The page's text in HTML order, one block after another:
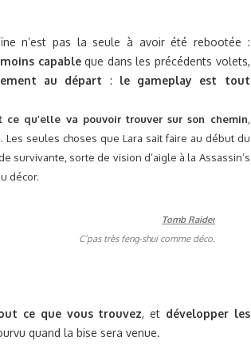
n’est pas la seule à avoir été rebootée :
capableque dans les précédents volets,
au départ : le gameplay est tout
qu’elle va pouvoir trouver sur son chemin
seules choses que Lara sait faire au début du
survivante, sorte de vision d’aigle à la Assassin’s
décor.
C’pas très feng-shui comme déco.
ce que vous trouvez, et développer les
quand la bise sera venue.